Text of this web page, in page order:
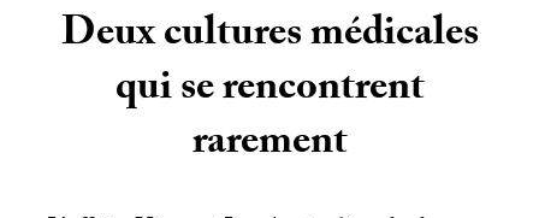
Deux cultures médicales
qui se rencontrent
rarement